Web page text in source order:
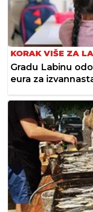
KORAK VIŠE ZA
Gradu Labinu
eura za